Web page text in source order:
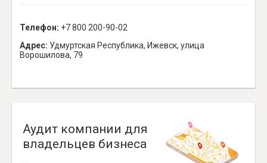
Телефон: +7 800 200-90-02
Адрес: Удмуртская Республика, Ижевск, улица
Ворошилова, 79
Аудит компании для
владельцев бизнеса